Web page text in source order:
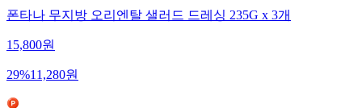
폰타나 무지방 오리엔탈 샐러드 드레싱 235G x 3개
15,800원
29%11,280원